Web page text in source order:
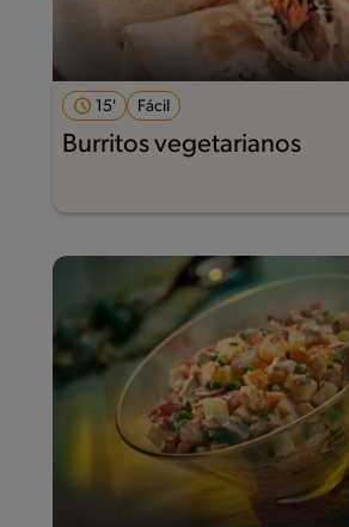
15' Fácil
Burritos vegetarianos